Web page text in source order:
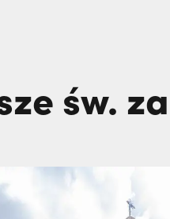
Gogola |
św.